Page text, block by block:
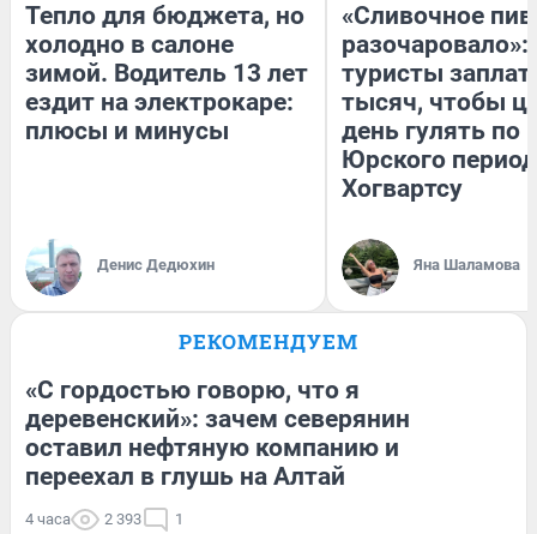
Тепло для бюджета, но
холодно в салоне
зимой. Водитель 13 лет
ездит на электрокаре:
плюсы и минусы
Денис Дедюхин
«Сливочное
разочаровало»:
туристы
тысяч, чтобы
день гулять по
Юрского
Хогвартсу
Яна Шаламова
РЕКОМЕНДУЕМ
«С гордостью говорю, что я
деревенский»: зачем северянин
оставил нефтяную компанию и
переехал в глушь на Алтай
4 часа 2 393 1